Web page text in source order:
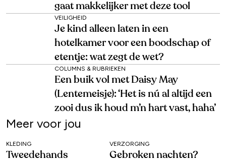
gaat makkelijker met deze tool
VEILIGHEID
Je kind alleen laten in een
hotelkamer voor een boodschap of
etentje: wat zegt de wet?
COLUMNS & RUBRIEKEN
Een buik vol met Daisy May
(Lentemeisje): ‘Het is nú al altijd een
zooi dus ik houd m’n hart vast, haha’
Meer voor jou
KLEDING
Tweedehands
VERZORGING
Gebroken nachten?